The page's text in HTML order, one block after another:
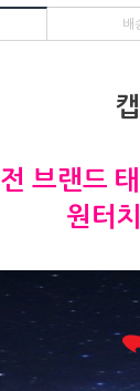
배
전 브랜드
원터